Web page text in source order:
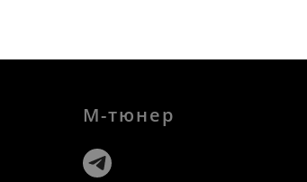
М-тюнер